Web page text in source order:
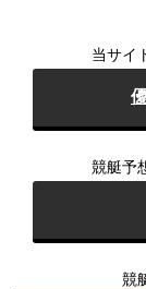
当サイ
競艇予
競